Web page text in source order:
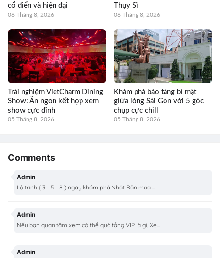
cổ điển và hiện đại
06 Tháng 8, 2026
Thụy Sĩ
06 Tháng 8, 2026
Trải nghiệm VietCharm Dining
Show: Ăn ngon kết hợp xem
show cực đỉnh
05 Tháng 8, 2026
Khám phá bảo tàng bí mật
giữa lòng Sài Gòn với 5 góc
chụp cực chill
05 Tháng 8, 2026
Comments
Admin
Lộ trình ( 3 - 5 - 8 ) ngày khám phá Nhật Bản mùa ...
Admin
Nếu bạn quan tâm xem có thể quà tằng VIP là gì, Xe...
Admin